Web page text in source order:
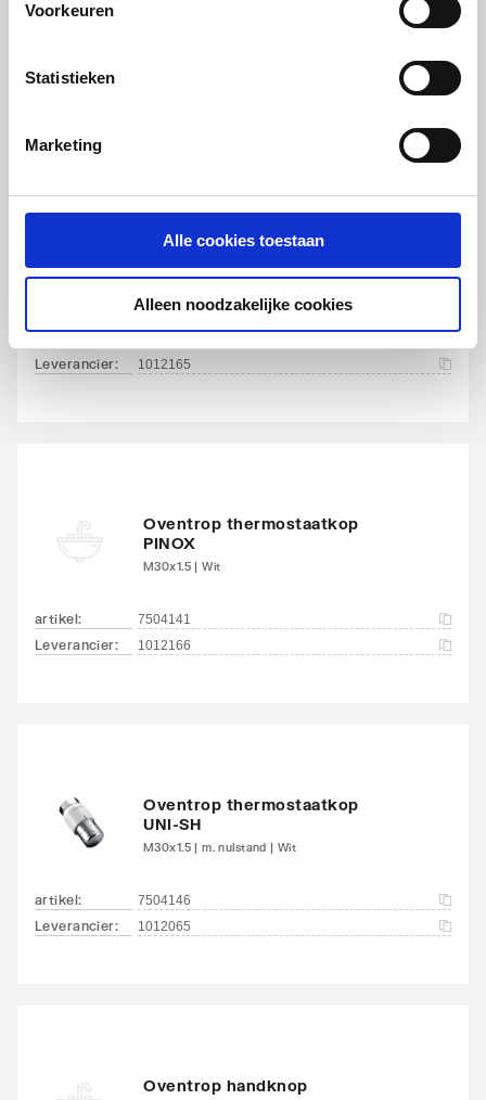
Voorkeuren
Statistieken
Marketing
Alle cookies toestaan
Alleen noodzakelijke cookies
Leverancier:
Oventrop thermostaatkop
artikel:
Leverancier: 1012165
Oventrop thermostaatkop
PINOX
M30x1.5 | Wit
artikel: 7504141
Leverancier: 1012166
Oventrop thermostaatkop
UNI-SH
M30x1.5 | m. nulstand | Wit
artikel: 7504146
Leverancier: 1012065
Oventrop handknop